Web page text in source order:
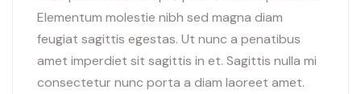
Elementum molestie nibh sed magna diam
feugiat sagittis egestas. Ut nunc a penatibus
amet imperdiet sit sagittis in et. Sagittis nulla mi
consectetur nunc porta a diam laoreet amet.